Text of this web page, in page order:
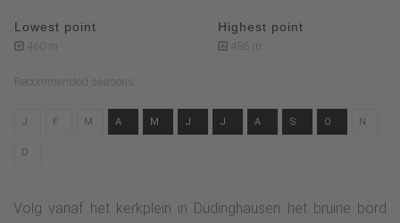
Lowest point
460 m
Highest point
486 m
Recommended seasons
J F M A M J J A S O N
D
Volg vanaf het kerkplein in Düdinghausen het bruine bord